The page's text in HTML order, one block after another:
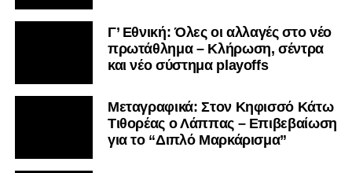
Γ’ Εθνική: Όλες οι αλλαγές στο νέο
πρωτάθλημα – Κλήρωση, σέντρα
και νέο σύστημα playoffs
Μεταγραφικά: Στον Κηφισσό Κάτω
Τιθορέας ο Λάππας – Επιβεβαίωση
για το “Διπλό Μαρκάρισμα”